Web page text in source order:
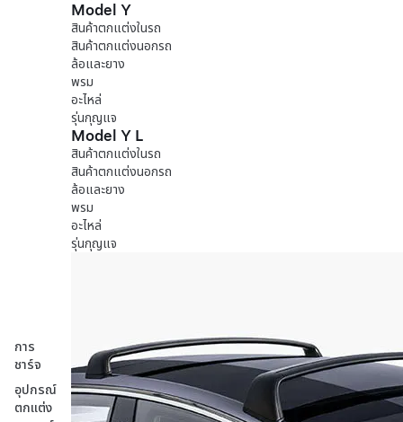
การ
ชาร์จ
อุปกรณ์
ตกแต่ง
Model Y
สินค้าตกแต่งในรถ
สินค้าตกแต่งนอกรถ
ล้อและยาง
พรม
อะไหล่
รุ่นกุญแจ
Model Y L
สินค้าตกแต่งในรถ
สินค้าตกแต่งนอกรถ
ล้อและยาง
พรม
อะไหล่
รุ่นกุญแจ